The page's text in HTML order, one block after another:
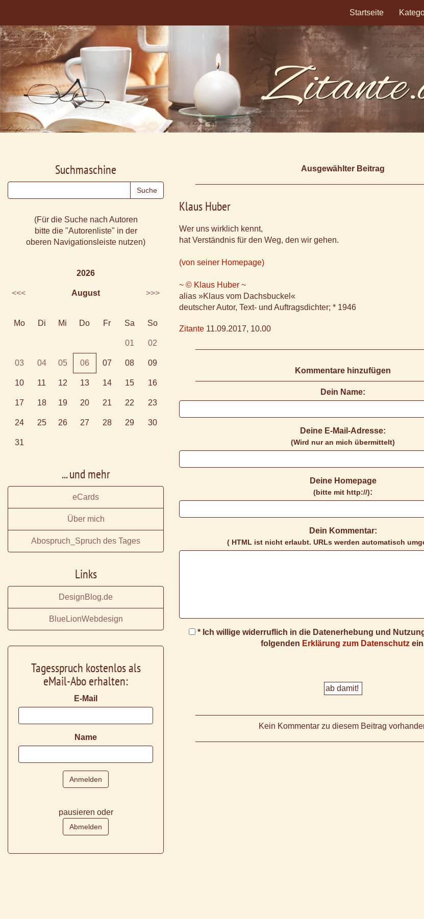
Startseite
Ausgewählter Beitrag
Klaus Huber
Wer uns wirklich kennt,
hat Verständnis für den Weg, den wir gehen.
(von seiner Homepage)
~ © Klaus Huber ~
alias »Klaus vom Dachsbuckel«
deutscher Autor, Text- und Auftragsdichter; * 1946
Zitante 11.09.2017, 10.00
Kommentare hinzufügen
Dein Name:
Deine E-Mail-Adresse:
(Wird nur an mich übermittelt)
Deine Homepage
(bitte mit http://):
Dein Kommentar:
( HTML ist nicht erlaubt. URLs werden automatisch
* Ich willige widerruflich in die Datenerhebung und
folgenden Erklärung zum Datenschutz
Kein Kommentar zu diesem Beitrag
Suchmaschine
(Für die Suche nach Autoren
bitte die "Autorenliste" in der
oberen Navigationsleiste nutzen)
2026
<<< August >>>
Mo Di Mi Do Fr Sa So
01 02
03 04 05 06 07 08 09
10 11 12 13 14 15 16
17 18 19 20 21 22 23
24 25 26 27 28 29 30
31
... und mehr
eCards
Über mich
Abospruch_Spruch des Tages
Links
DesignBlog.de
BlueLionWebdesign
Tagesspruch kostenlos als
eMail-Abo erhalten:
E-Mail
Name
pausieren oder